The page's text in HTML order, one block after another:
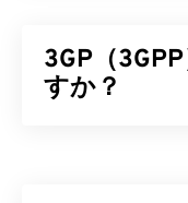
3GP（
すか？